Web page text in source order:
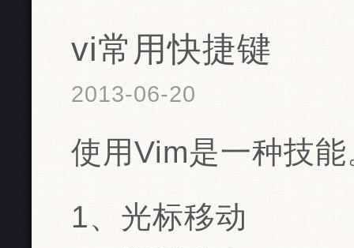
vi常用快捷键
2013-06-20
使用Vim是一种技能
1、光标移动